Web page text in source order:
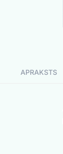
APRAKSTS